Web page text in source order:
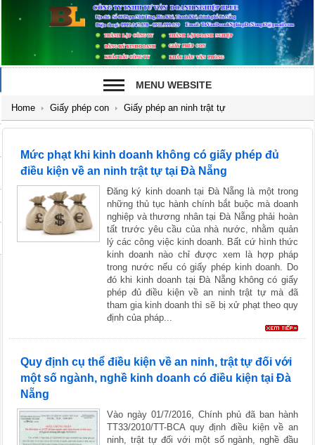
MENU WEBSITE
Home Giấy phép con Giấy phép an ninh trật tự
Mức phạt khi kinh doanh không có giấy phép đủ
điều kiện về an ninh trật tự tại Đà Nẵng
Đăng ký kinh doanh tại Đà Nẵng là một trong
những thủ tục hành chính bắt buộc mà doanh
nghiệp và thương nhân tại Đà Nẵng phải hoàn
tất trước yêu cầu của nhà nước, nhằm quản
lý các công việc kinh doanh. Bất cứ hình thức
kinh doanh nào chỉ được xem là hợp pháp
trong nước nếu có giấy phép kinh doanh. Do
đó khi kinh doanh tại Đà Nẵng không có giấy
phép đủ điều kiện về an ninh trật tự mà đã
tham gia kinh doanh thì sẽ bị xử phạt theo quy
định của pháp...
Quy định cụ thể điều kiện về an ninh, trật tự đối với
một số ngành, nghề kinh doanh có điều kiện tại Đà
Nẵng
Vào ngày 01/7/2016, Chính phủ đã ban hành
TT33/2010/TT-BCA quy định điều kiện về an
ninh, trật tự đối với một số ngành, nghề đầu